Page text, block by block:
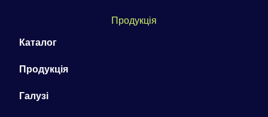
Продукція
Каталог
Продукція
Галузі